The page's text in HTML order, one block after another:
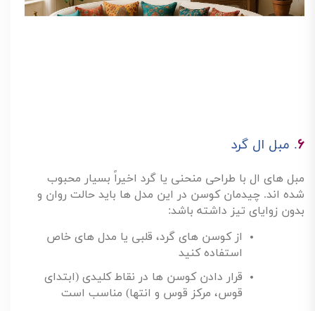
۶. مبل ال گرد
مبل های ال با طراحی منحنی یا گرد اخیراً بسیار محبوب
شده اند. چیدمان کوسن در این مدل ها باید حالت روان و
بدون زوایای تیز داشته باشد:
از کوسن های گرد، قلبی یا مدل های خاص
استفاده کنید
قرار دادن کوسن ها در نقاط کلیدی (ابتدای
قوس، مرکز قوس و انتها) مناسب است